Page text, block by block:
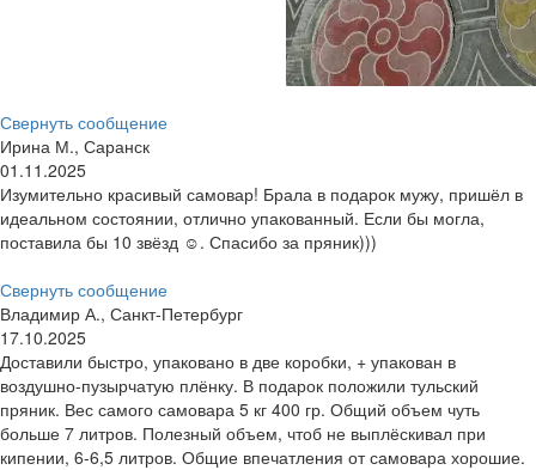
Свернуть сообщение
Ирина М., Саранск
01.11.2025
Изумительно красивый самовар! Брала в подарок мужу, пришёл в
идеальном состоянии, отлично упакованный. Если бы могла,
поставила бы 10 звёзд ☺. Спасибо за пряник)))
Свернуть сообщение
Владимир А., Санкт-Петербург
17.10.2025
Доставили быстро, упаковано в две коробки, + упакован в
воздушно-пузырчатую плёнку. В подарок положили тульский
пряник. Вес самого самовара 5 кг 400 гр. Общий объем чуть
больше 7 литров. Полезный объем, чтоб не выплёскивал при
кипении, 6-6,5 литров. Общие впечатления от самовара хорошие.